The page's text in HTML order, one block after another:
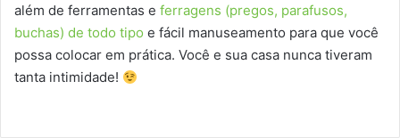
além de ferramentas e ferragens (pregos, parafusos,
buchas) de todo tipo e fácil manuseamento para que você
possa colocar em prática. Você e sua casa nunca tiveram
tanta intimidade!